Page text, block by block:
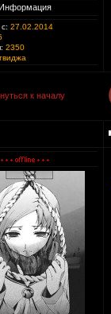
Информация
27.02.2014
2350
к началу